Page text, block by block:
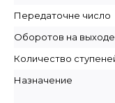
Передаточне число
Оборотов на
Количество
Назначение